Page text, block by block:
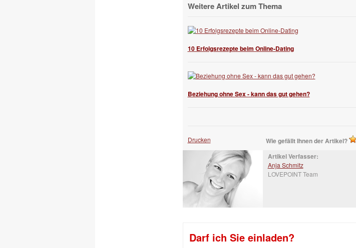
Weitere Artikel zum Thema
10 Erfolgsrezepte beim Online-Dating
Beziehung ohne Sex - kann das gut gehen?
Drucken Wie gefällt Ihnen der Artikel?
Artikel Verfasser:
Anja Schmitz
LOVEPOINT Team
Darf ich Sie einladen?